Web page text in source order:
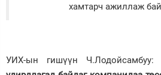
хамтарч ажиллаж
УИХ-ын гишүүн Ч.Лодойсамбуу: